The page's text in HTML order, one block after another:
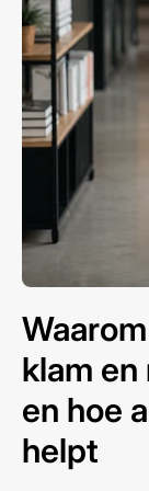
klam
en hoe
helpt